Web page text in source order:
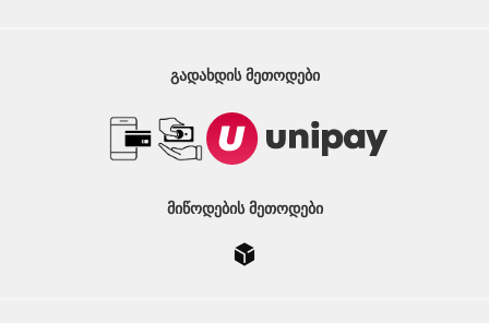
ᲒᲐᲓᲐᲮᲓᲘᲡ ᲛᲔᲗᲝᲓᲔᲑᲘ
ᲛᲘᲬᲝᲓᲔᲑᲘᲡ ᲛᲔᲗᲝᲓᲔᲑᲘ